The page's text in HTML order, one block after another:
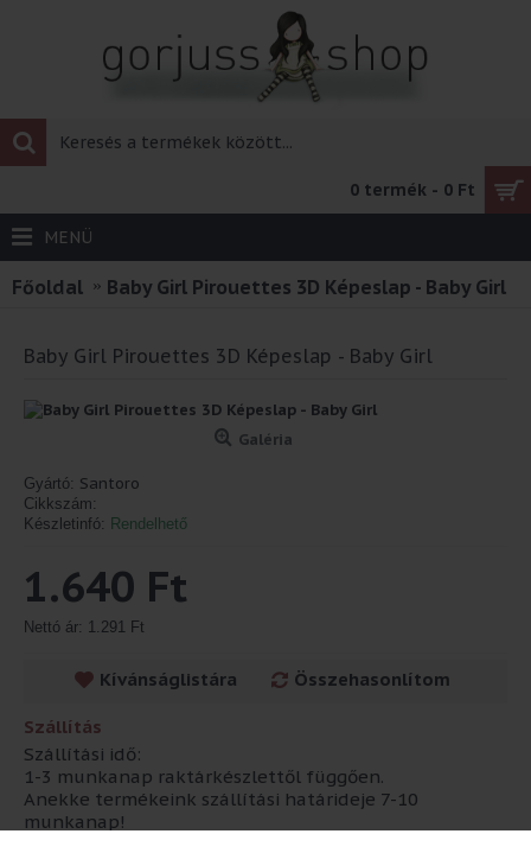
0 termék - 0 Ft
MENÜ
Főoldal Baby Girl Pirouettes 3D Képeslap - Baby Girl
Baby Girl Pirouettes 3D Képeslap - Baby Girl
Galéria
Gyártó: Santoro
Cikkszám:
Készletinfó: Rendelhető
1.640 Ft
Nettó ár: 1.291 Ft
Kívánságlistára Összehasonlítom
Szállítás
Szállítási idő:
1-3 munkanap raktárkészlettől függően.
Anekke termékeink szállítási határideje 7-10
munkanap!